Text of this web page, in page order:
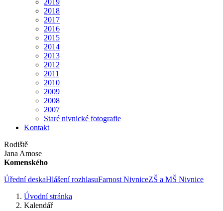
2019
2018
2017
2016
2015
2014
2013
2012
2011
2010
2009
2008
2007
Staré nivnické fotografie
Kontakt
Rodiště
Jana Amose
Komenského
Úřední deskaHlášení rozhlasuFarnost NivniceZŠ a MŠ Nivnice
Úvodní stránka
Kalendář